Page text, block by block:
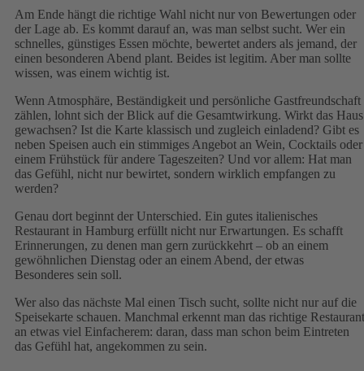
Am Ende hängt die richtige Wahl nicht nur von Bewertungen oder
der Lage ab. Es kommt darauf an, was man selbst sucht. Wer ein
schnelles, günstiges Essen möchte, bewertet anders als jemand, der
einen besonderen Abend plant. Beides ist legitim. Aber man sollte
wissen, was einem wichtig ist.
Wenn Atmosphäre, Beständigkeit und persönliche Gastfreundschaft
zählen, lohnt sich der Blick auf die Gesamtwirkung. Wirkt das Haus
gewachsen? Ist die Karte klassisch und zugleich einladend? Gibt es
neben Speisen auch ein stimmiges Angebot an Wein, Cocktails oder
einem Frühstück für andere Tageszeiten? Und vor allem: Hat man
das Gefühl, nicht nur bewirtet, sondern wirklich empfangen zu
werden?
Genau dort beginnt der Unterschied. Ein gutes italienisches
Restaurant in Hamburg erfüllt nicht nur Erwartungen. Es schafft
Erinnerungen, zu denen man gern zurückkehrt – ob an einem
gewöhnlichen Dienstag oder an einem Abend, der etwas
Besonderes sein soll.
Wer also das nächste Mal einen Tisch sucht, sollte nicht nur auf die
Speisekarte schauen. Manchmal erkennt man das richtige Restaurant
an etwas viel Einfacherem: daran, dass man schon beim Eintreten
das Gefühl hat, angekommen zu sein.